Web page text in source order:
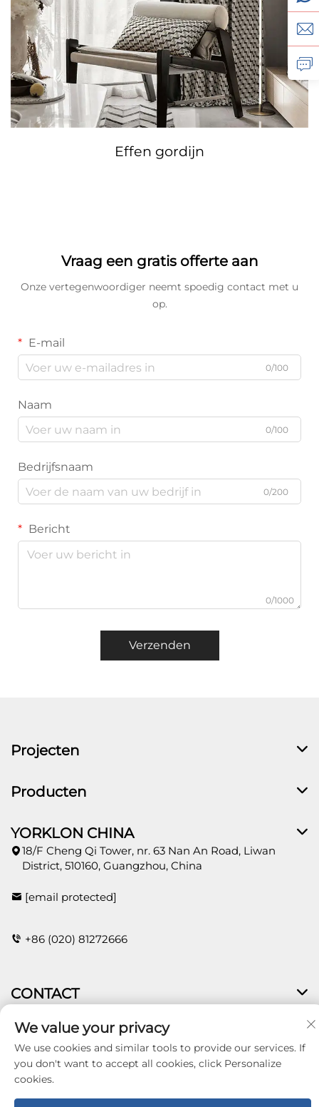
Effen gordijn
Vraag een gratis offerte aan
Onze vertegenwoordiger neemt spoedig contact met u
op.
E-mail
0/100
Naam
0/100
Bedrijfsnaam
0/200
Bericht
0/1000
Verzenden
Projecten
Producten
YORKLON CHINA
18/F Cheng Qi Tower, nr. 63 Nan An Road, Liwan
District, 510160, Guangzhou, China
[email protected]
+86 (020) 81272666
CONTACT
Copyright © 2026 Guangzhou Yorklon Wallcoverings
Limited. All right reserved -Privacybeleid
We value your privacy
We use cookies and similar tools to provide our services. If
you don't want to accept all cookies, click Personalize
cookies.